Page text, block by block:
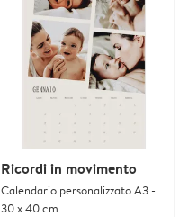
Ricordi in movimento
Calendario personalizzato A3 -
30 x 40 cm